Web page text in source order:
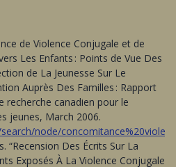
de Violence Conjugale et de
Les Enfants : Points de Vue Des
de La Jeunesse Sur Le
Auprès Des Familles : Rapport
recherche canadien pour le
jeunes, March 2006.
node/
“Recension Des Écrits Sur La
Exposés À La Violence Conjugale